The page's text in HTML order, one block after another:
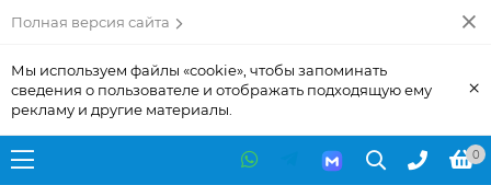
Полная версия сайта
Мы используем файлы «cookie», чтобы запоминать
сведения о пользователе и отображать подходящую ему
рекламу и другие материалы.
×
0